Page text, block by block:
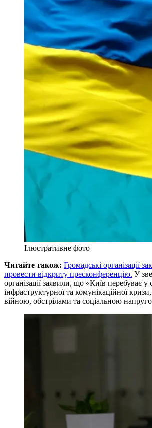
Ілюстративне фото
Читайте також: Громадські організації
провести відкриту пресконференцію. У
організації заявили, що «Київ перебуває у
інфраструктурної та комунікаційної
війною, обстрілами та соціальною